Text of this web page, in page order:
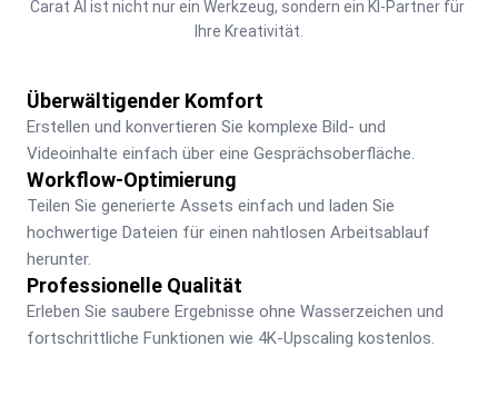
Carat AI ist nicht nur ein Werkzeug, sondern ein KI-Partner für
Ihre Kreativität.
Überwältigender Komfort
Erstellen und konvertieren Sie komplexe Bild- und
Videoinhalte einfach über eine Gesprächsoberfläche.
Workflow-Optimierung
Teilen Sie generierte Assets einfach und laden Sie
hochwertige Dateien für einen nahtlosen Arbeitsablauf
herunter.
Professionelle Qualität
Erleben Sie saubere Ergebnisse ohne Wasserzeichen und
fortschrittliche Funktionen wie 4K-Upscaling kostenlos.